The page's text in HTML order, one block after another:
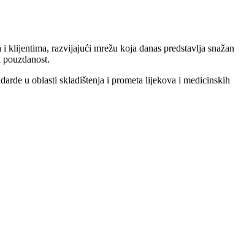
klijentima, razvijajući mrežu koja danas predstavlja snažan
u oblasti skladištenja i prometa lijekova i medicinskih